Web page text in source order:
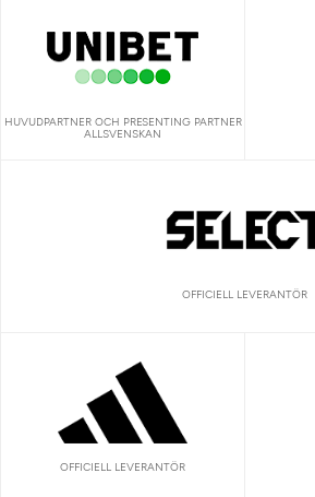
HUVUDPARTNER OCH PRESENTING PARTNER
ALLSVENSKAN
OFFICIELL LEVERANTÖR
OFFICIELL LEVERANTÖR